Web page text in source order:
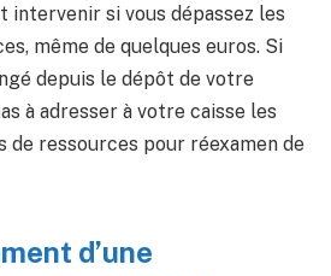
intervenir si vous dépassez les
même de quelques euros. Si
depuis le dépôt de votre
à adresser à votre caisse les
de ressources pour réexamen de
d’une